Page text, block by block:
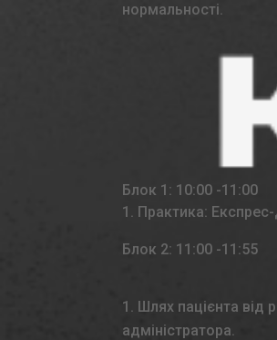
нормальності.
Блок 1: 10:00 -11:00
Практика: Експрес-
Блок 2: 11:00 -11:55
Шлях пацієнта від
адміністратора.